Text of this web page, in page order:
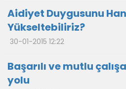
Aidiyet Duygusunu
Yükseltebiliriz?
30-01-2015 12:22
Başarılı ve mutlu
yolu